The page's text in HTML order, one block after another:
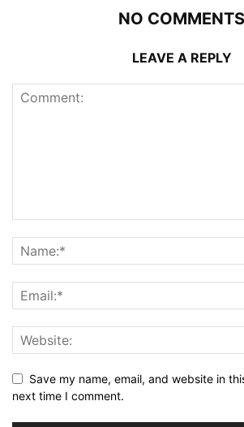
NO COMMENTS
LEAVE A REPLY
Save my name, email, and website in
next time I comment.